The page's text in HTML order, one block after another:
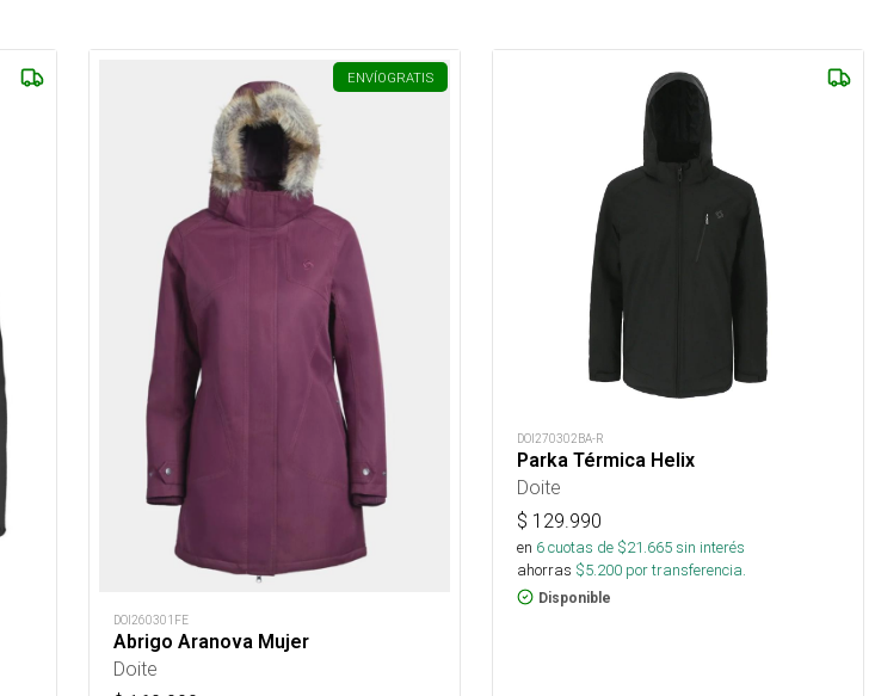
ENVÍOGRATIS
DOI260301FE
Abrigo Aranova Mujer
Doite
DOI270302BA-R
Parka Térmica Helix
Doite
$ 129.990
en 6cuotas de $21.665sin interés
ahorras $5.200 por transferencia.
Disponible